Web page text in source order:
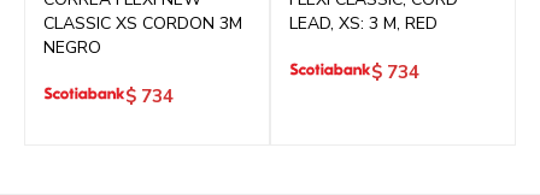
CLASSIC XS CORDON 3M
NEGRO
$ 734
LEAD, XS: 3 M, RED
$ 734